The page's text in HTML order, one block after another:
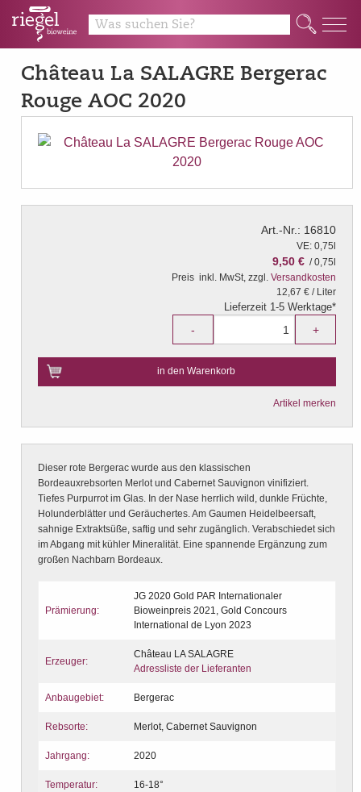
Q
Château La SALAGRE Bergerac
Rouge AOC 2020
Art.-Nr.: 16810
VE: 0,75l
9,50 € / 0,75l
Preis inkl. MwSt, zzgl. Versandkosten
12,67 € / Liter
Lieferzeit 1-5 Werktage*
- +
in den Warenkorb
Artikel merken
Dieser rote Bergerac wurde aus den klassischen
Bordeauxrebsorten Merlot und Cabernet Sauvignon vinifiziert.
Tiefes Purpurrot im Glas. In der Nase herrlich wild, dunkle Früchte,
Holunderblätter und Geräuchertes. Am Gaumen Heidelbeersaft,
sahnige Extraktsüße, saftig und sehr zugänglich. Verabschiedet sich
im Abgang mit kühler Mineralität. Eine spannende Ergänzung zum
großen Nachbarn Bordeaux.
Prämierung:
JG 2020 Gold PAR Internationaler
Bioweinpreis 2021, Gold Concours
International de Lyon 2023
Erzeuger:
Château LA SALAGRE
Adressliste der Lieferanten
Anbaugebiet: Bergerac
Rebsorte: Merlot, Cabernet Sauvignon
Jahrgang: 2020
Temperatur: 16-18°